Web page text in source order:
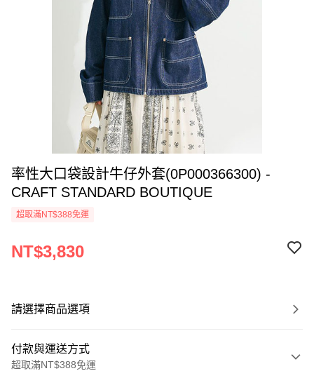
率性大口袋設計牛仔外套(0P000366300) -
CRAFT STANDARD BOUTIQUE
超取滿NT$388免運
NT$3,830
請選擇商品選項
付款與運送方式
超取滿NT$388免運